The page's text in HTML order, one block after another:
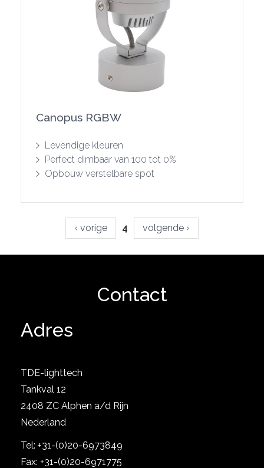
Toon product
Canopus RGBW
Levendige kleuren
Perfect dimbaar van 100 tot 0%
Opbouw verstelbare spot
Pagina's
‹ vorige 4 volgende ›
Contact
Adres
TDE-lighttech
Tankval 12
2408 ZC Alphen a/d Rijn
Nederland
Tel: +31-(0)20-6973849
Fax: +31-(0)20-6971775